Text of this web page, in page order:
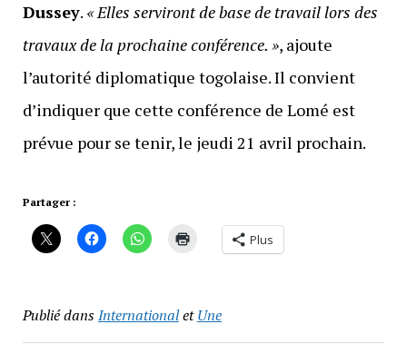
Dussey. « Elles serviront de base de travail lors des
travaux de la prochaine conférence. », ajoute
l’autorité diplomatique togolaise. Il convient
d’indiquer que cette conférence de Lomé est
prévue pour se tenir, le jeudi 21 avril prochain.
Partager :
Plus
Publié dansInternationaletUne